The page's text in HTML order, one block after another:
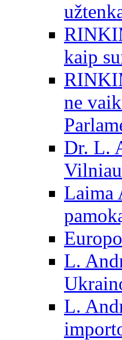
kaip
ne
Dr. L.
Laima
L.
L.